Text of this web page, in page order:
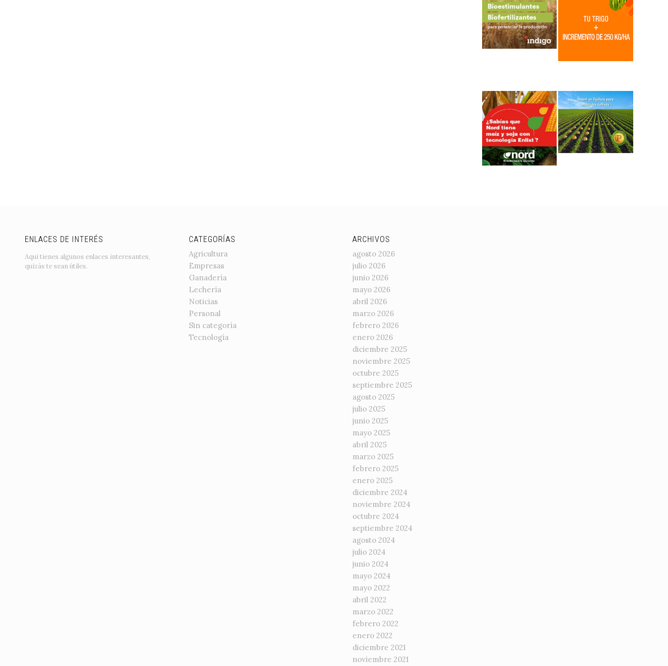
ENLACES DE INTERÉS
Aquí tienes algunos enlaces interesantes,
quizás te sean útiles.
CATEGORÍAS
Agricultura
Empresas
Ganadería
Lechería
Noticias
Personal
Sin categoría
Tecnología
ARCHIVOS
agosto 2026
julio 2026
junio 2026
mayo 2026
abril 2026
marzo 2026
febrero 2026
enero 2026
diciembre 2025
noviembre 2025
octubre 2025
septiembre 2025
agosto 2025
julio 2025
junio 2025
mayo 2025
abril 2025
marzo 2025
febrero 2025
enero 2025
diciembre 2024
noviembre 2024
octubre 2024
septiembre 2024
agosto 2024
julio 2024
junio 2024
mayo 2024
mayo 2022
abril 2022
marzo 2022
febrero 2022
enero 2022
diciembre 2021
noviembre 2021